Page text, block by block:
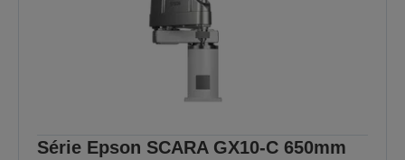
Série Epson SCARA GX10-C 650mm